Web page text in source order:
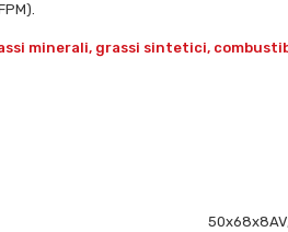
minerali, grassi sintetici,